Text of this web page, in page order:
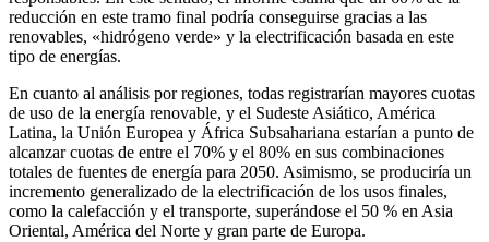
reducción en este tramo final podría conseguirse gracias a las
renovables, «hidrógeno verde» y la electrificación basada en este
tipo de energías.
En cuanto al análisis por regiones, todas registrarían mayores cuotas
de uso de la energía renovable, y el Sudeste Asiático, América
Latina, la Unión Europea y África Subsahariana estarían a punto de
alcanzar cuotas de entre el 70% y el 80% en sus combinaciones
totales de fuentes de energía para 2050. Asimismo, se produciría un
incremento generalizado de la electrificación de los usos finales,
como la calefacción y el transporte, superándose el 50 % en Asia
Oriental, América del Norte y gran parte de Europa.